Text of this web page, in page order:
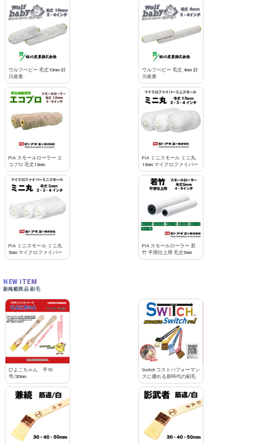
お買い物を続ける カートへ進む
ウルフベビー 毛丈10mm 好
川産業
ウルフベビー 毛丈 4mm 好
川産業
PIA スモールローラー エ
コプロ 毛丈13mm
PIA ミニスモール ミニ丸
13mm マイクロファイバー
PIA ミニスモール ミニ丸
5mm マイクロファイバー
PIA スモールローラー 若
竹 平滑仕上用 毛丈5mm
NEW ITEM
新掲載商品 刷毛
ひよこちゃん 平10
号/30mm
Switch コストパフォーマン
スに優れる新時代の刷毛